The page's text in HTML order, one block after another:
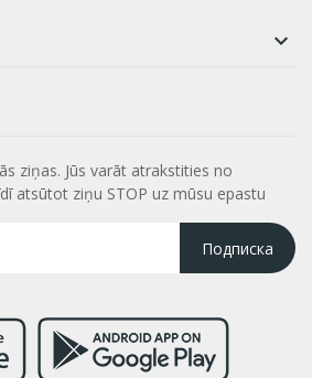

ziņas. Jūs varāt atrakstities no
atsūtot ziņu STOP uz mūsu epastu
Подписка